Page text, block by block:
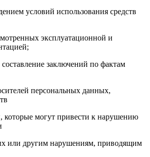
условий использования средств
эксплуатационной и
составление заключений по фактам
персональных данных,
могут привести к нарушению
или другим нарушениям, приводящим